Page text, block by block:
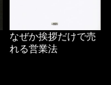
なぜか挨拶だけで売
れる営業法